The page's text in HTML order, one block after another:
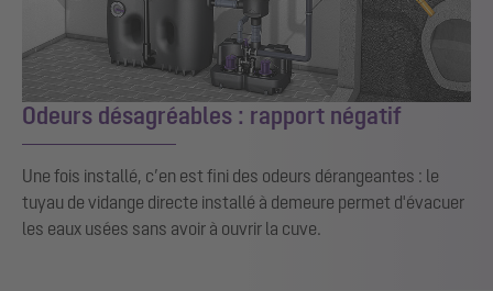
Odeurs désagréables : rapport négatif
Une fois installé, c’en est fini des odeurs dérangeantes : le
tuyau de vidange directe installé à demeure permet d'évacuer
les eaux usées sans avoir à ouvrir la cuve.